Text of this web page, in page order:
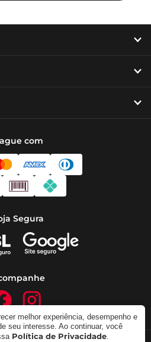
com
Segura
melhor experiência, desempenho e
seu interesse. Ao continuar, você
Política de Privacidade.